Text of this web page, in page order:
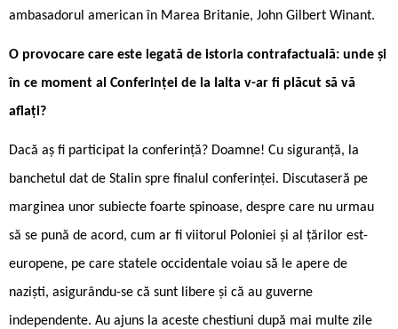
ambasadorul american în Marea Britanie, John Gilbert Winant.
O provocare care este legată de istoria contrafactuală: unde și
în ce moment al Conferinței de la Ialta v-ar fi plăcut să vă
aflați?
Dacă aș fi participat la conferință? Doamne! Cu siguranță, la
banchetul dat de Stalin spre finalul conferinței. Discutaseră pe
marginea unor subiecte foarte spinoase, despre care nu urmau
să se pună de acord, cum ar fi viitorul Poloniei și al țărilor est-
europene, pe care statele occidentale voiau să le apere de
naziști, asigurându-se că sunt libere și că au guverne
independente. Au ajuns la aceste chestiuni după mai multe zile